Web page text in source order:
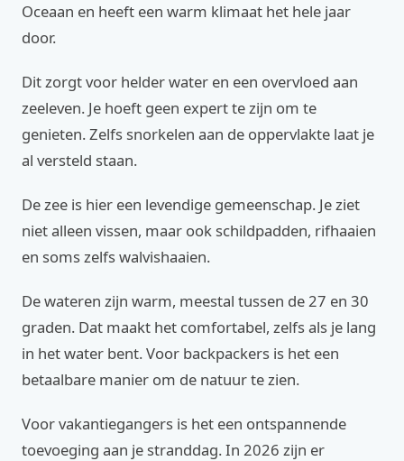
Oceaan en heeft een warm klimaat het hele jaar
door.
Dit zorgt voor helder water en een overvloed aan
zeeleven. Je hoeft geen expert te zijn om te
genieten. Zelfs snorkelen aan de oppervlakte laat je
al versteld staan.
De zee is hier een levendige gemeenschap. Je ziet
niet alleen vissen, maar ook schildpadden, rifhaaien
en soms zelfs walvishaaien.
De wateren zijn warm, meestal tussen de 27 en 30
graden. Dat maakt het comfortabel, zelfs als je lang
in het water bent. Voor backpackers is het een
betaalbare manier om de natuur te zien.
Voor vakantiegangers is het een ontspannende
toevoeging aan je stranddag. In 2026 zijn er